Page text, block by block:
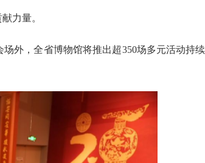
力量。
外，全省博物馆将推出超350场多元活动持